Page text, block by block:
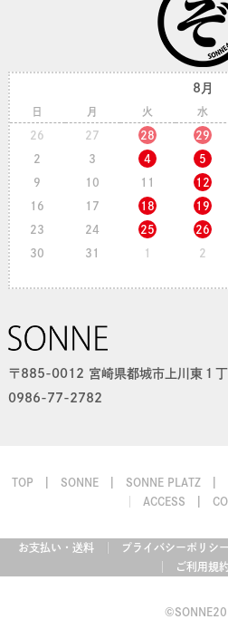
8月
日 月 火 水
26 27 28 29
2 3 4 5
9 10 11 12
16 17 18 19
23 24 25 26
30 31 1 2
〒885-0012 宮崎県都城市上川東１
0986-77-2782
TOP SONNE SONNE PLATZ
ACCESS
お支払い・送料 プライバシーポリシー
ご利用規約